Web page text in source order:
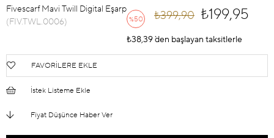
Fivescarf Mavi Twill Digital Eşarp
(FIV.TWL.0006)
%50
İndirim
₺399,90 ₺199,95
₺38,39`den başlayan taksitlerle
FAVORILERE EKLE
İstek Listeme Ekle
Fiyat Düşünce Haber Ver